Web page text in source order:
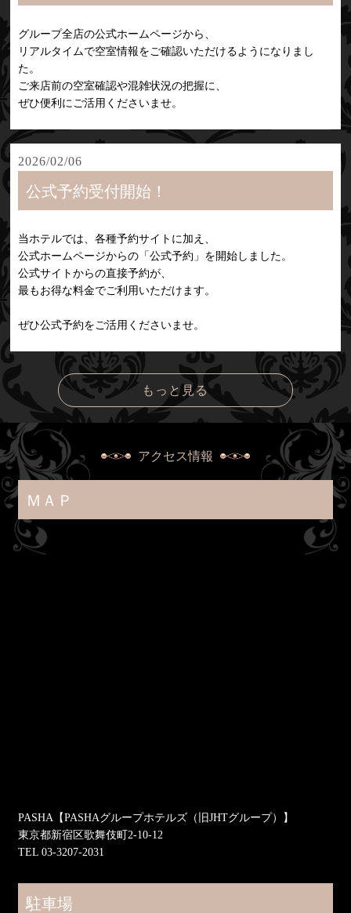
グループ全店の公式ホームページから、
リアルタイムで空室情報をご確認いただけるようになりまし
た。
ご来店前の空室確認や混雑状況の把握に、
ぜひ便利にご活用くださいませ。
2026/02/06
公式予約受付開始！
当ホテルでは、各種予約サイトに加え、
公式ホームページからの「公式予約」を開始しました。
公式サイトからの直接予約が、
最もお得な料金でご利用いただけます。
ぜひ公式予約をご活用くださいませ。
もっと見る
アクセス情報
ＭＡＰ
PASHA【PASHAグループホテルズ（旧JHTグループ）】
東京都新宿区歌舞伎町2-10-12
TEL 03-3207-2031
駐車場